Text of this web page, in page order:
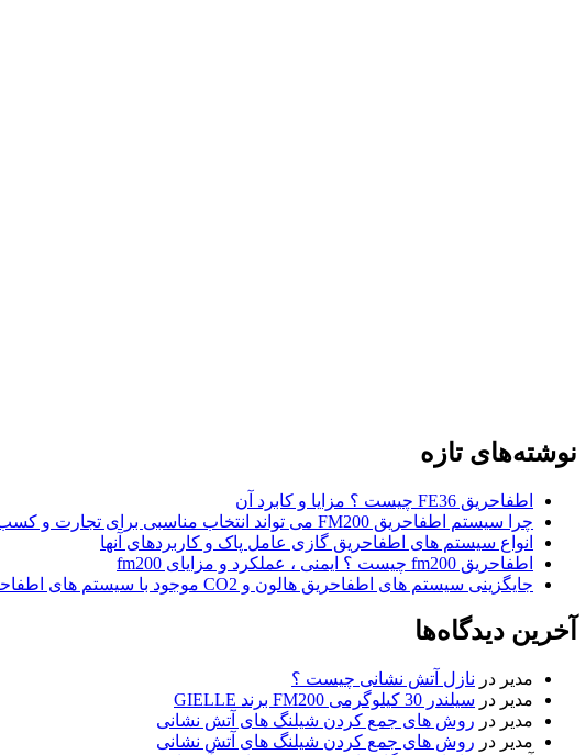
نوشته‌های تازه
اطفاحریق FE36 چیست ؟ مزایا و کابرد آن
چرا سیستم اطفاحریق FM200 می تواند انتخاب مناسبی برای تجارت و کسب و کار شما باشد ؟
انواع سیستم های اطفاحریق گازی عامل پاک و کاربردهای آنها
اطفاحریق fm200 چیست ؟ ایمنی ، عملکرد و مزایای fm200
جایگزینی سیستم های اطفاحریق هالون و CO2 موجود با سیستم های اطفاحریق FM200
آخرین دیدگاه‌ها
مدیر در نازل آتش نشانی چیست ؟
مدیر در سیلندر 30 کیلوگرمی FM200 برند GIELLE
مدیر در روش های جمع کردن شیلنگ های آتش نشانی
مدیر در روش های جمع کردن شیلنگ های آتش نشانی